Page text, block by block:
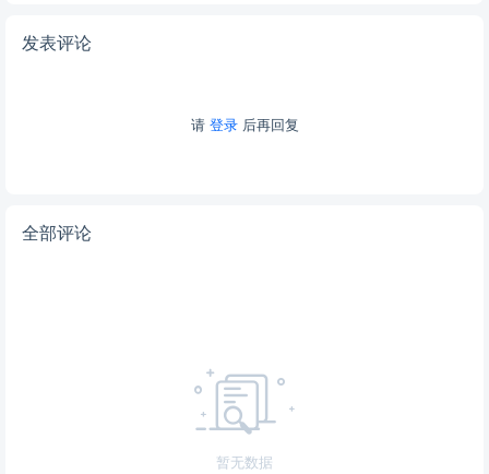
发表评论
请 登录后再回复
全部评论
暂无数据